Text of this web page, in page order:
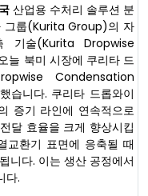
산업용 수처리 솔루션 분
그룹(Kurita Group)의 자
기술(Kurita Dropwise
북미 시장에 쿠리타 드
Condensation
습니다. 쿠리타 드롭와이
증기 라인에 연속적으로
달 효율을 크게 향상시킵
교환기 표면에 응축될 때
니다. 이는 생산 공정에서
다.